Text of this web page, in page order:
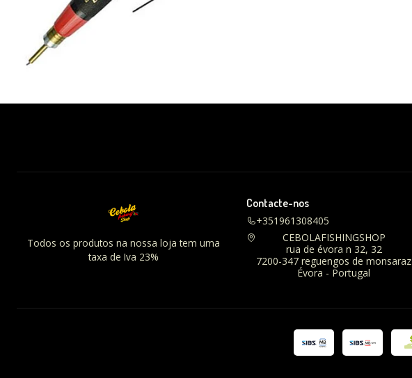
Todos os produtos na nossa loja tem uma
taxa de Iva 23%
Contacte-nos
+351961308405
CEBOLAFISHINGSHOP
rua de évora n 32, 32
7200-347 reguengos de monsaraz
Évora - Portugal